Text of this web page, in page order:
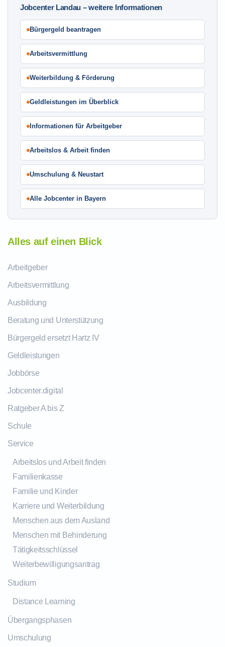
Jobcenter Landau – weitere Informationen
Bürgergeld beantragen
Arbeitsvermittlung
Weiterbildung & Förderung
Geldleistungen im Überblick
Informationen für Arbeitgeber
Arbeitslos & Arbeit finden
Umschulung & Neustart
Alle Jobcenter in Bayern
Alles auf einen Blick
Arbeitgeber
Arbeitsvermittlung
Ausbildung
Beratung und Unterstützung
Bürgergeld ersetzt Hartz IV
Geldleistungen
Jobbörse
Jobcenter.digital
Ratgeber A bis Z
Schule
Service
Arbeitslos und Arbeit finden
Familienkasse
Familie und Kinder
Karriere und Weiterbildung
Menschen aus dem Ausland
Menschen mit Behinderung
Tätigkeitsschlüssel
Weiterbewilligungsantrag
Studium
Distance Learning
Übergangsphasen
Umschulung